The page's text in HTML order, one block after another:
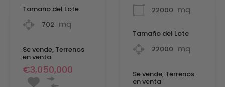
Tamaño del Lote
702 mq
Se vende, Terrenos
en venta
€3,050,000
22000 mq
Tamaño del Lote
22000 mq
Se vende, Terrenos
en venta